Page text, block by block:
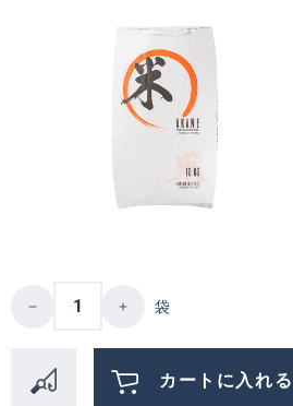
Product Quantity:
袋
カートに入れる